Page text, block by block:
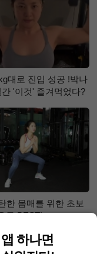
대로 진입 성공 !박나
간 '이것' 즐겨먹었다?
한 몸매를 위한 초보
동 BEST!
하나면